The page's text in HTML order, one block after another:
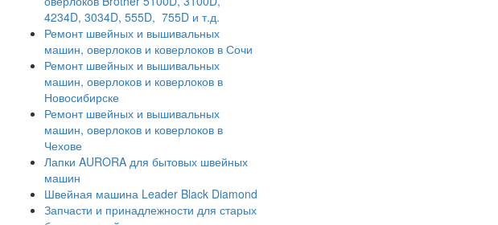
4234D, 3034D, 555D, 755D и т.д.
Ремонт швейных и вышивальных
машин, оверлоков и коверлоков в Сочи
Ремонт швейных и вышивальных
машин, оверлоков и коверлоков в
Новосибирске
Ремонт швейных и вышивальных
машин, оверлоков и коверлоков в
Чехове
Лапки AURORA для бытовых швейных
машин
Швейная машина Leader Black Diamond
Запчасти и принадлежности для старых